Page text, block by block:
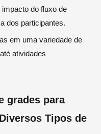
do fluxo de
dos participantes.
em uma variedade de
atividades
grades para
Tipos de